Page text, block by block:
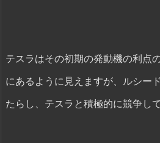
テスラはその初期の発動機の利点
にあるように見えますが、ルシー
たらし、テスラと積極的に競争して